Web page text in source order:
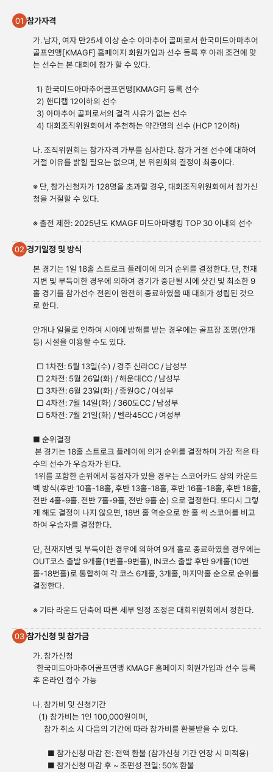
01 참가자격
가. 남자, 여자 만25세 이상 순수 아마추어 골퍼로서 한국미드아마추어
골프연맹[KMAGF] 홈페이지 회원가입과 선수 등록 후 아래 조건에 맞
는 선수는 본 대회에 참가 할 수 있다.
1) 한국미드아마추어골프연맹[KMAGF] 등록 선수
2) 핸디캡 12이하의 선수
3) 아마추어 골퍼로서의 결격 사유가 없는 선수
4) 대회조직위원회에서 추천하는 약간명의 선수 (HCP 12이하)
나. 조직위원회는 참가자격 가부를 심사한다. 참가 거절 선수에 대하여
거절 이유를 밝힐 필요는 없으며, 본 위원회의 결정이 최종이다.
※ 단, 참가신청자가 128명을 초과할 경우, 대회조직위원회에서 참가신
청을 거절할 수 있다.
※ 출전 제한: 2025년도 KMAGF 미드아마랭킹 TOP 30 이내의 선수
02 경기일정 및 방식
본 경기는 1일 18홀 스트로크 플레이에 의거 순위를 결정한다. 단, 천재
지변 및 부득이한 경우에 의하여 경기가 중단될 시에 샷건 및 최소한 9
홀 경기를 참가선수 전원이 완전히 종료하였을 때 대회가 성립된 것으
로 한다.
안개나 일몰로 인하여 시야에 방해를 받는 경우에는 골프장 조명(안개
등) 시설을 이용할 수도 있다.
□ 1차전: 5월 13일(수) / 경주 신라CC / 남성부
□ 2차전: 5월 26일(화) / 해운대CC / 남성부
□ 3차전: 6월 23일(화) / 중원GC / 여성부
□ 4차전: 7월 14일(화) / 360도CC / 남성부
□ 5차전: 7월 21일(화) / 벨라45CC / 여성부
■ 순위결정
본 경기는 18홀 스트로크 플레이에 의거 순위를 결정하며 가장 적은 타
수의 선수가 우승자가 된다.
1위를 포함한 순위에서 동점자가 있을 경우는 스코어카드 상의 카운트
백 방식(후반 10홀-18홀, 후반 13홀-18홀, 후반 16홀-18홀, 후반 18홀,
전반 4홀-9홀. 전반 7홀-9홀, 전반 9홀 순) 으로 결정한다. 또다시 그렇
게 해도 결정이 나지 않으면, 18번 홀 역순으로 한 홀 씩 스코어를 비교
하여 우승자를 결정한다.
단, 천재지변 및 부득이한 경우에 의하여 9개 홀로 종료하였을 경우에는
OUT코스 출발 9개홀(1번홀-9번홀), IN코스 출발 후반 9개홀(10번
홀-18번홀)로 통합하여 각 코스 6개홀, 3개홀, 마지막홀 순으로 순위를
결정한다.
※ 기타 라운드 단축에 따른 세부 일정 조정은 대회위원회에서 정한다.
03 참가신청 및 참가금
가. 참가신청
한국미드아마추어골프연맹 KMAGF 홈페이지 회원가입과 선수 등록
후 온라인 접수 가능
나. 참가비 및 신청기간
(1) 참가비는 1인 100,000원이며,
참가 취소 시 다음의 기간에 따라 참가비를 환불받을 수 있다.
■ 참가신청 마감 전: 전액 환불 (참가신청 기간 연장 시 미적용)
■ 참가신청 마감 후 ~ 조편성 전일: 50% 환불